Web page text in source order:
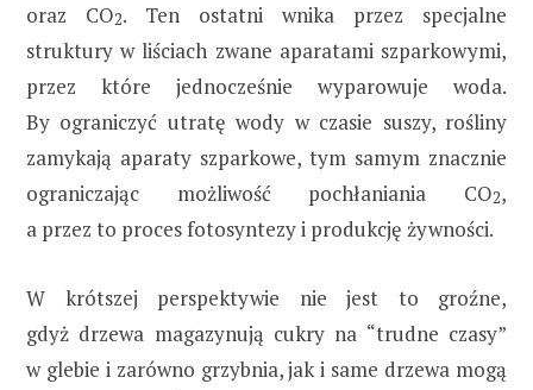
oraz CO2. Ten ostatni wnika przez specjalne
struktury w liściach zwane aparatami szparkowymi,
przez które jednocześnie wyparowuje woda.
By ograniczyć utratę wody w czasie suszy, rośliny
zamykają aparaty szparkowe, tym samym znacznie
ograniczając możliwość pochłaniania CO2,
a przez to proces fotosyntezy i produkcję żywności.
W krótszej perspektywie nie jest to groźne,
gdyż drzewa magazynują cukry na “trudne czasy”
w glebie i zarówno grzybnia, jak i same drzewa mogą